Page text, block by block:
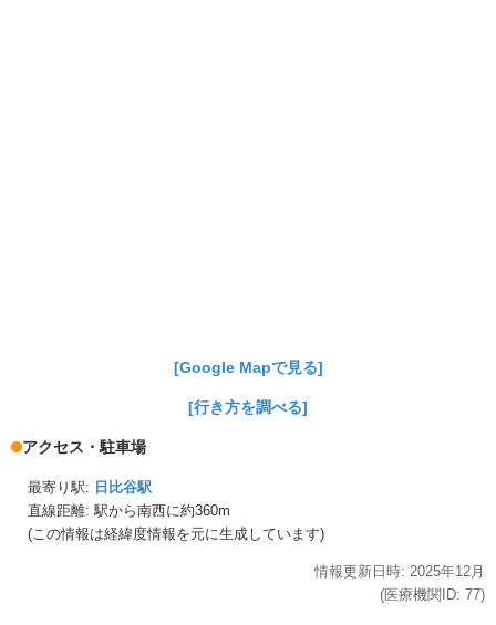
[Google Mapで見る]
[行き方を調べる]
アクセス・駐車場
最寄り駅: 日比谷駅
直線距離: 駅から南西に約360m
(この情報は経緯度情報を元に生成しています)
情報更新日時: 2025年12月
(医療機関ID: 77)